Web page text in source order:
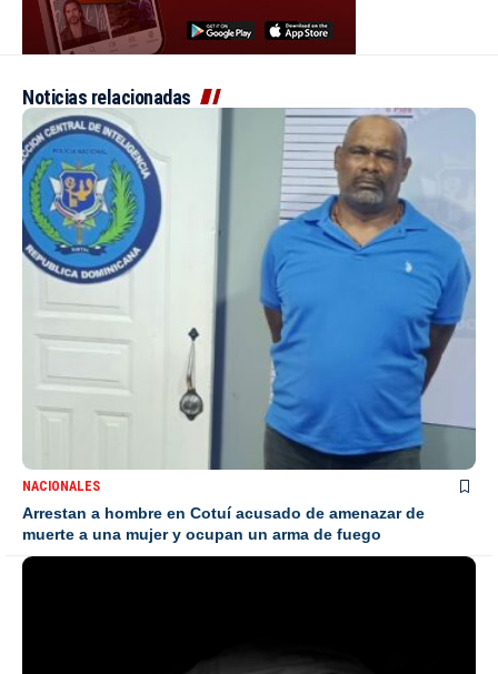
Noticias relacionadas
NACIONALES
Arrestan a hombre en Cotuí acusado de amenazar de
muerte a una mujer y ocupan un arma de fuego